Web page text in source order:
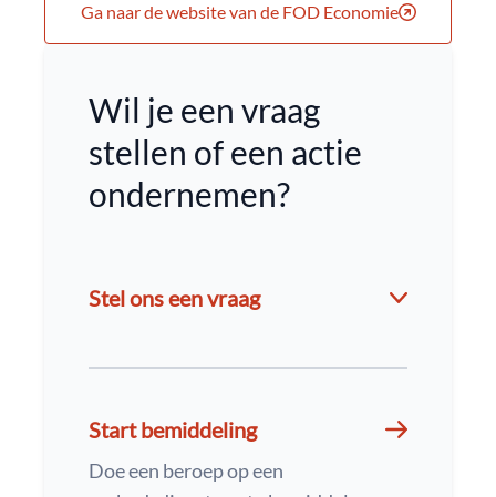
Ga naar de website van de FOD Economie
Wil je een vraag
stellen of een actie
ondernemen?
Stel ons een vraag
Start bemiddeling
Doe een beroep op een